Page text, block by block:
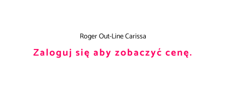
Roger Out-Line Carissa
Zaloguj się aby zobaczyć cenę.